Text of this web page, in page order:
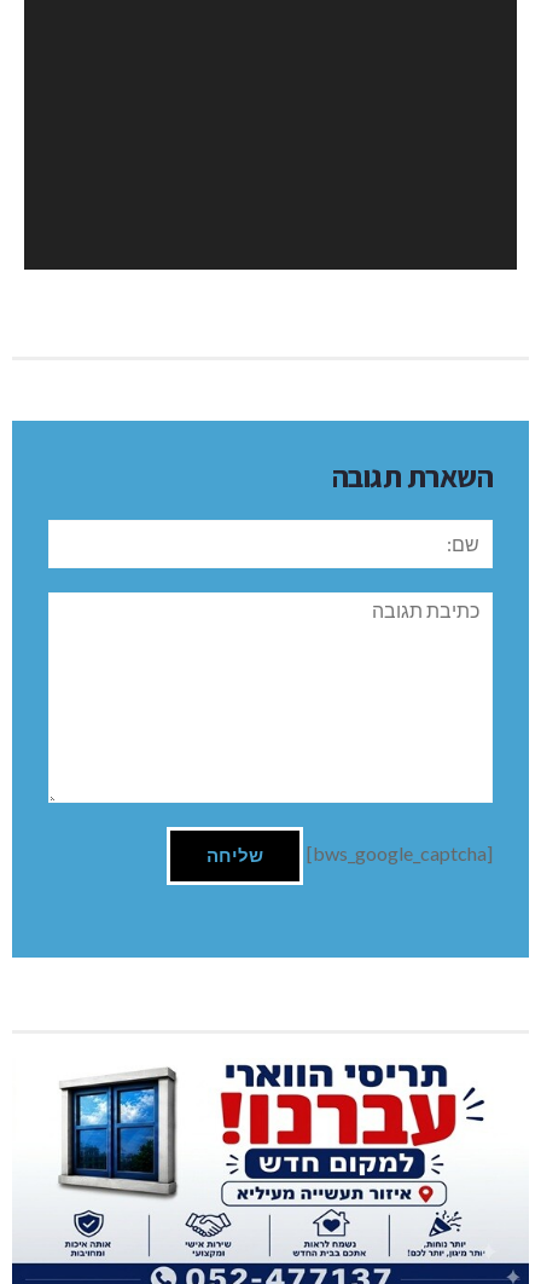
השארת תגובה
שם:
תגובה
[bws_google_captcha]